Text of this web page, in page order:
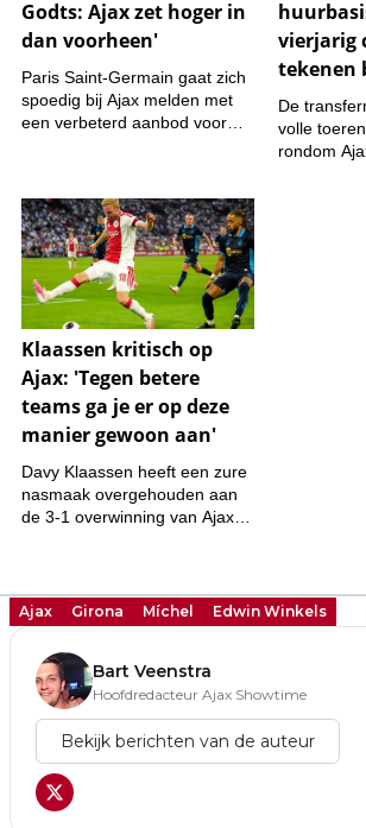
Ajax Girona Míchel Edwin Winkels
Bart Veenstra
Hoofdredacteur Ajax Showtime
Bekijk berichten van de auteur